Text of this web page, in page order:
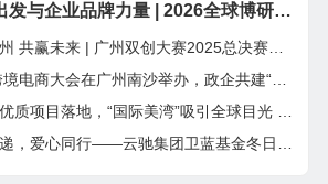
中国再出发与企业品牌力量 | 2026全球博研同学年会 在深圳圆满举行
未来 | 广州双创大赛2025总决赛暨INNO+大湾区科创嘉年华成功举办
商大会在广州南沙举办，政企共建“跨境电商出海新通道”
地，“国际美湾”吸引全球目光 ——第三届广州国际美妆周开幕，千亿产业集群加速全球化布局
爱心同行——云驰集团卫蓝基金冬日公益捐赠行动